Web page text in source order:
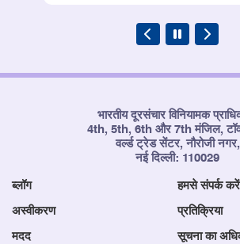
भारतीय दूरसंचार विनियामक
4th, 5th, 6th और 7th मंजिल,
वर्ल्ड ट्रेड सेंटर, नौरोजी नगर,
नई दिल्ली: 110029
ब्लॉग हमसे संपर्क करें
अस्वीकरण प्रतिक्रिया
मदद सूचना का